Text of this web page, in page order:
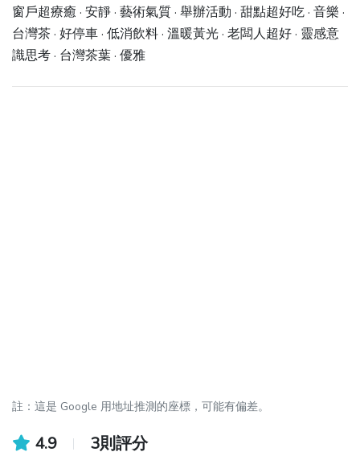
窗戶超療癒 · 安靜 · 藝術氣質 · 舉辦活動 · 甜點超好吃 · 音樂 ·
台灣茶 · 好停車 · 低消飲料 · 溫暖黃光 · 老闆人超好 · 靈感意
識思考 · 台灣茶葉 · 優雅
註：這是 Google 用地址推測的座標，可能有偏差。
4.9 3則評分